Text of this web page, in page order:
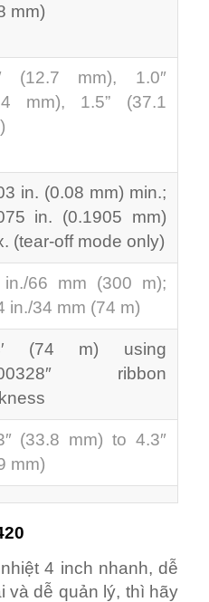
mm)
(12.7 mm), 1.0″
mm), 1.5” (37.1
in. (0.08 mm) min.;
in. (0.1905 mm)
(tear-off mode only)
in./66 mm (300 m);
in./34 mm (74 m)
(74 m) using
ribbon
(33.8 mm) to 4.3″
mm)
4 inch nhanh, dễ
và dễ quản lý, thì hãy